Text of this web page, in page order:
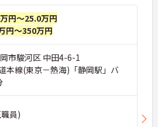
円～25.0万円
円～350万円
市駿河区 中田4-6-1
本線(東京－熱海)「静岡駅」バ
員)